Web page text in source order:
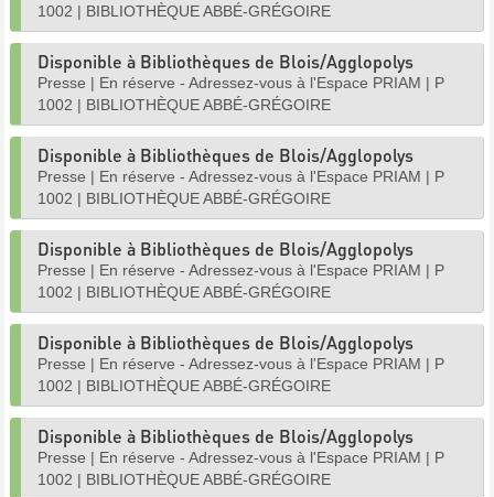
1002 | BIBLIOTHÈQUE ABBÉ-GRÉGOIRE
Disponible à Bibliothèques de Blois/Agglopolys
Presse | En réserve - Adressez-vous à l'Espace PRIAM | P
1002 | BIBLIOTHÈQUE ABBÉ-GRÉGOIRE
Disponible à Bibliothèques de Blois/Agglopolys
Presse | En réserve - Adressez-vous à l'Espace PRIAM | P
1002 | BIBLIOTHÈQUE ABBÉ-GRÉGOIRE
Disponible à Bibliothèques de Blois/Agglopolys
Presse | En réserve - Adressez-vous à l'Espace PRIAM | P
1002 | BIBLIOTHÈQUE ABBÉ-GRÉGOIRE
Disponible à Bibliothèques de Blois/Agglopolys
Presse | En réserve - Adressez-vous à l'Espace PRIAM | P
1002 | BIBLIOTHÈQUE ABBÉ-GRÉGOIRE
Disponible à Bibliothèques de Blois/Agglopolys
Presse | En réserve - Adressez-vous à l'Espace PRIAM | P
1002 | BIBLIOTHÈQUE ABBÉ-GRÉGOIRE